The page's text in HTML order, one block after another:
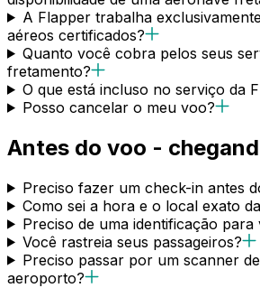
A Flapper trabalha
aéreos certificados?
Quanto você cobra pelos seus
fretamento?
O que está incluso no serviço da
Posso cancelar o meu voo?
Antes do voo -
Preciso fazer um check-in antes
Como sei a hora e o local exato
Preciso de uma identificação para
Você rastreia seus passageiros?
Preciso passar por um scanner
aeroporto?